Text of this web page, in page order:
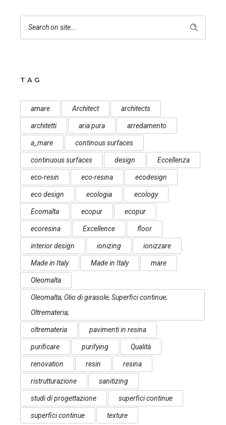
TAG
amare Architect architects
architetti aria pura arredamento
a_mare continous surfaces
continuous surfaces design Eccellenza
eco-resin eco-resina ecodesign
eco design ecologia ecology
Ecomalta ecopur ecopur
ecoresina Excellence floor
interior design ionizing ionizzare
Made in Italy Made in Italy mare
Oleomalta
Oleomalta; Olio di girasole; Superfici continue;
Oltremateria;
oltremateria pavimenti in resina
purificare purifying Qualità
renovation resin resina
ristrutturazione sanitizing
studi di progettazione superfici continue
superfici continue texture